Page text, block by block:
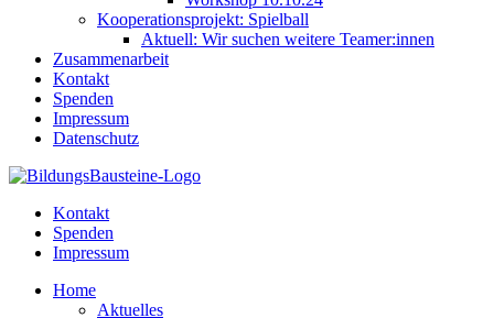
Kooperationsprojekt: Spielball
Aktuell: Wir suchen weitere Teamer:innen
Zusammenarbeit
Kontakt
Spenden
Impressum
Datenschutz
Kontakt
Spenden
Impressum
Home
Aktuelles